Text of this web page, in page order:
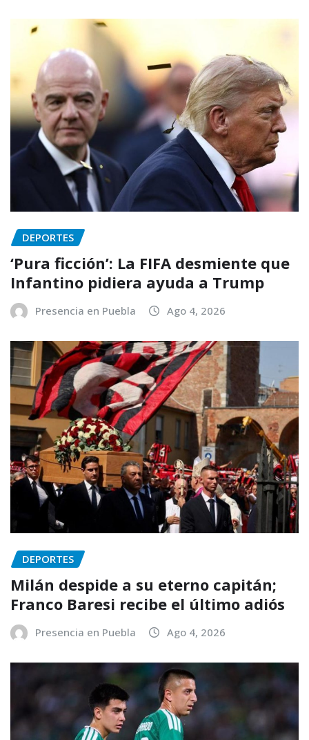
DEPORTES
‘Pura ficción’: La FIFA desmiente que
Infantino pidiera ayuda a Trump
Presencia en Puebla Ago 4, 2026
DEPORTES
Milán despide a su eterno capitán;
Franco Baresi recibe el último adiós
Presencia en Puebla Ago 4, 2026